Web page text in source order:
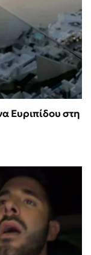
Ευριπίδου στη